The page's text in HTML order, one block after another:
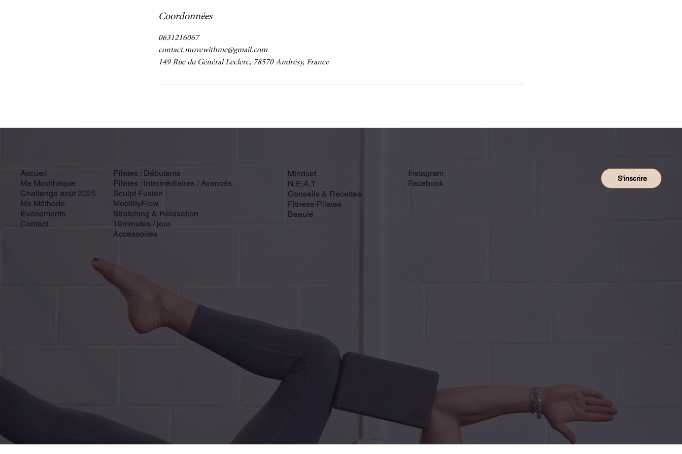
Coordonnées
0631216067
contact.movewithme@gmail.com
149 Rue du Général Leclerc, 78570 Andrésy, France
Accueil
Ma Movithèque
Challenge août 2025
Ma Méthode
Événements
Contact
Pilates : Débutants
Pilates : Intermédiaires / Avancés
Sculpt Fusion
MobilityFlow
Stretching & Relaxation
10minutes / jour
Accessoires
Mindset
N.E.A.T
Conseils & Recettes
Fitness-Pilates
Beauté
Instagram
Facebook
S'inscrire